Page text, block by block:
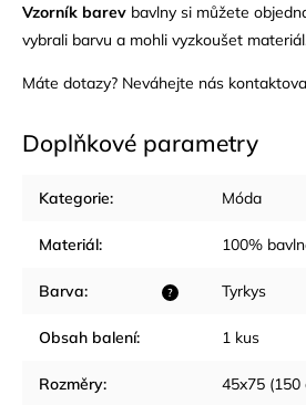
Vzorník barev bavlny si můžete
vybrali barvu a mohli vyzkoušet
Máte dotazy? Neváhejte nás
Doplňkové parametry
Kategorie: Móda
Materiál: 100%
?
Barva: Tyrkys
Obsah balení: 1 kus
Rozměry: 45x75 (150